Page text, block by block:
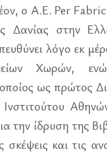
ο Α­.Ε­. Per
Δανί­ας στην
λόγο εκ
Χωρών,
ως πρώ­τος
την ίδρυ­ση της
σκέ­ψεις και τις